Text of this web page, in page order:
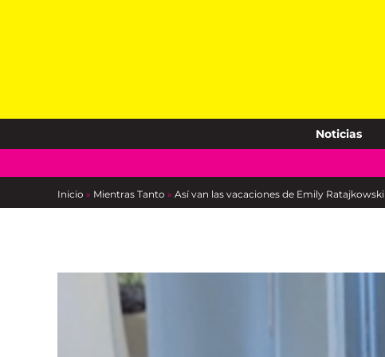
Noticias
Inicio » Mientras Tanto » Así van las vacaciones de Emily Ratajkowski